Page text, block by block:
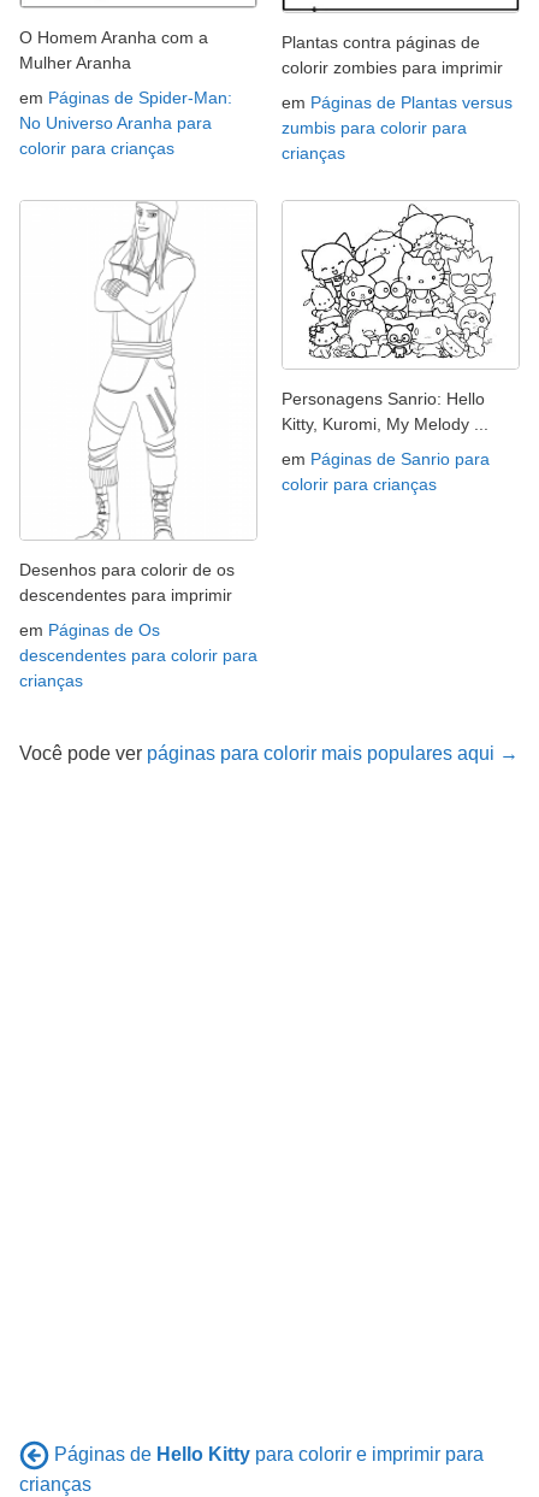
O Homem Aranha com a
Mulher Aranha
em Páginas de Spider-Man:
No Universo Aranha para
colorir para crianças
Plantas contra páginas de
colorir zombies para imprimir
em Páginas de Plantas versus
zumbis para colorir para
crianças
Desenhos para colorir de os
descendentes para imprimir
em Páginas de Os
descendentes para colorir para
crianças
Personagens Sanrio: Hello
Kitty, Kuromi, My Melody ...
em Páginas de Sanrio para
colorir para crianças
Você pode ver páginas para colorir mais populares aqui →
Páginas de Hello Kitty para colorir e imprimir para
crianças